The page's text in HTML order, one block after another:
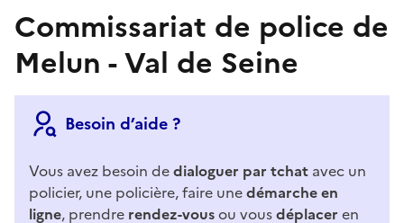
Commissariat de police de
Melun - Val de Seine
Besoin d’aide ?
Vous avez besoin dedialoguer par tchat avec un
policier, une policière, faire unedémarche en
ligne, prendre rendez-vousou vousdéplacer en